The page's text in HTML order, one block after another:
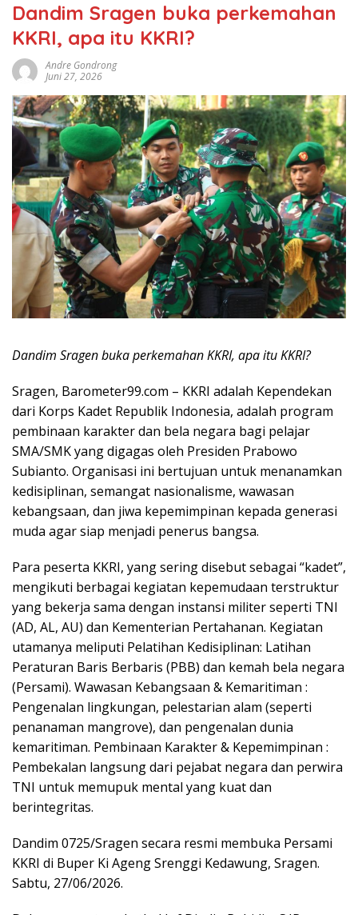
Dandim Sragen buka perkemahan
KKRI, apa itu KKRI?
Andre Gondrong
Juni 27, 2026
Dandim Sragen buka perkemahan KKRI, apa itu KKRI?
Sragen, Barometer99.com – KKRI adalah Kependekan
dari Korps Kadet Republik Indonesia, adalah program
pembinaan karakter dan bela negara bagi pelajar
SMA/SMK yang digagas oleh Presiden Prabowo
Subianto. Organisasi ini bertujuan untuk menanamkan
kedisiplinan, semangat nasionalisme, wawasan
kebangsaan, dan jiwa kepemimpinan kepada generasi
muda agar siap menjadi penerus bangsa.
Para peserta KKRI, yang sering disebut sebagai “kadet”,
mengikuti berbagai kegiatan kepemudaan terstruktur
yang bekerja sama dengan instansi militer seperti TNI
(AD, AL, AU) dan Kementerian Pertahanan. Kegiatan
utamanya meliputi Pelatihan Kedisiplinan: Latihan
Peraturan Baris Berbaris (PBB) dan kemah bela negara
(Persami). Wawasan Kebangsaan & Kemaritiman :
Pengenalan lingkungan, pelestarian alam (seperti
penanaman mangrove), dan pengenalan dunia
kemaritiman. Pembinaan Karakter & Kepemimpinan :
Pembekalan langsung dari pejabat negara dan perwira
TNI untuk memupuk mental yang kuat dan
berintegritas.
Dandim 0725/Sragen secara resmi membuka Persami
KKRI di Buper Ki Ageng Srenggi Kedawung, Sragen.
Sabtu, 27/06/2026.